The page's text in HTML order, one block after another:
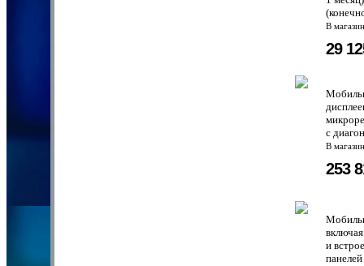
В
29
с
В
253
и